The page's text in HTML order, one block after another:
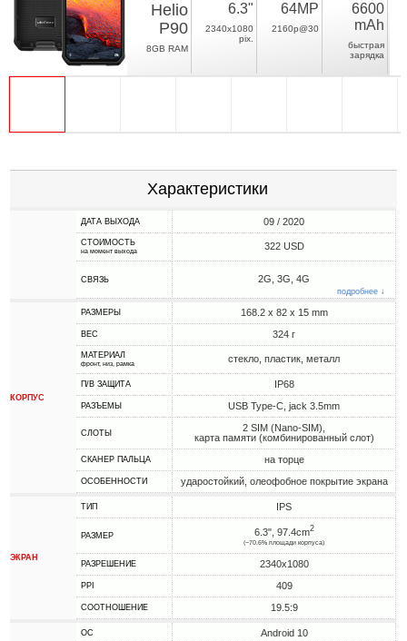
Helio
P90
8GB RAM
6.3"
2340x1080
pix.
64MP
2160p@30
6600
mAh
быстрая
зарядка
Характеристики
ДАТА ВЫХОДА 09 / 2020
СТОИМОСТЬ
на момент выхода 322 USD
СВЯЗЬ 2G, 3G, 4G
подробнее ↓
КОРПУС
РАЗМЕРЫ 168.2 x 82 x 15 mm
ВЕС 324 г
МАТЕРИАЛ
фронт, низ, рамка стекло, пластик, металл
П/В ЗАЩИТА IP68
РАЗЪЕМЫ USB Type-C, jack 3.5mm
СЛОТЫ
2 SIM (Nano-SIM),
карта памяти (комбинированный слот)
СКАНЕР ПАЛЬЦА на торце
ОСОБЕННОСТИ ударостойкий, олеофобное покрытие экрана
ЭКРАН
ТИП IPS
РАЗМЕР 6.3", 97.4cm2
(~70.6% площади корпуса)
РАЗРЕШЕНИЕ 2340x1080
PPI 409
СООТНОШЕНИЕ 19.5:9
ОС Android 10